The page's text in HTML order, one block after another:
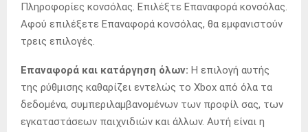
Πληροφορίες κονσόλας. Επιλέξτε Επαναφορά κονσόλας.
Αφού επιλέξετε Επαναφορά κονσόλας, θα εμφανιστούν
τρεις επιλογές.
Επαναφορά και κατάργηση όλων: Η επιλογή αυτής
της ρύθμισης καθαρίζει εντελώς το Xbox από όλα τα
δεδομένα, συμπεριλαμβανομένων των προφίλ σας, των
εγκαταστάσεων παιχνιδιών και άλλων. Αυτή είναι η